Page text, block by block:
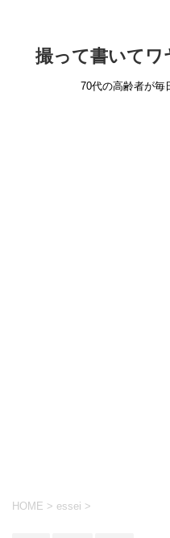
撮って書いてワ
70代の高齢者が毎
HOME > essei >